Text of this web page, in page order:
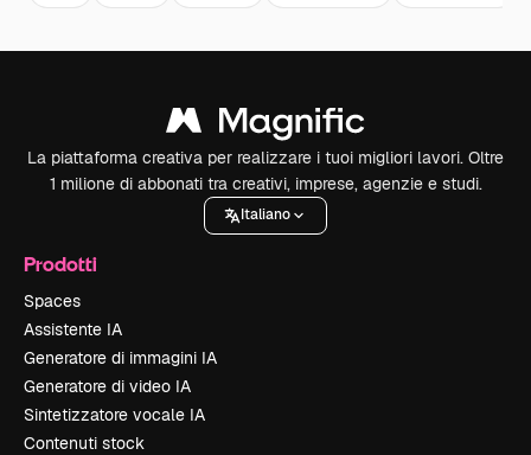
La piattaforma creativa per realizzare i tuoi migliori lavori. Oltre
1 milione di abbonati tra creativi, imprese, agenzie e studi.
Italiano
Prodotti
Spaces
Assistente IA
Generatore di immagini IA
Generatore di video IA
Sintetizzatore vocale IA
Contenuti stock